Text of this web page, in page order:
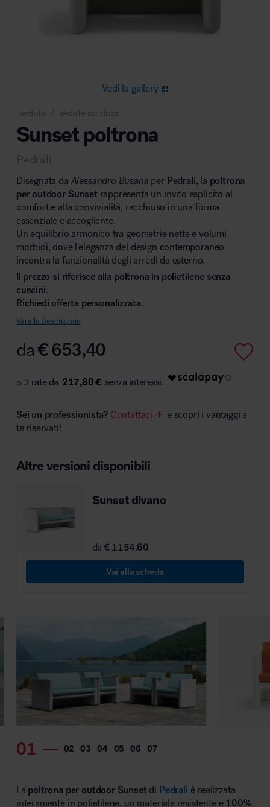
Area riunione e convegni
Area lounge e attesa
Area outdoor
MillerKnoll
Vedi la gallery
sedute sedute outdoor
Sunset poltrona
Pedrali
Disegnata da Alessandro Busana per Pedrali, la poltrona
per outdoor Sunset rappresenta un invito esplicito al
comfort e alla convivialità, racchiuso in una forma
essenziale e accogliente.
Un equilibrio armonico tra geometrie nette e volumi
morbidi, dove l’eleganza del design contemporaneo
incontra la funzionalità degli arredi da esterno.
Il prezzo si riferisce alla poltrona in polietilene senza
cuscini.
Richiedi offerta personalizzata.
Vai alla Descrizione
da€653,40
217,80 €
Sei un professionista? Contattaci
e scopri i vantaggi a
te riservati!
Altre versioni disponibili
Sunset divano
da€ 1154.60
Vai alla scheda
La poltrona per outdoor Sunset di Pedrali è realizzata
interamente in polietilene, un materiale resistente e 100%